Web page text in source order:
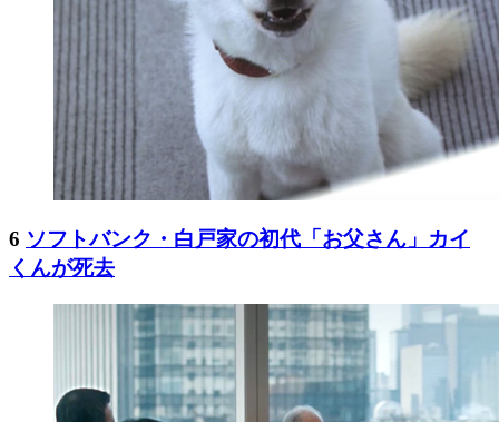
6 ソフトバンク・白戸家の初代「お父さん」カイ
くんが死去